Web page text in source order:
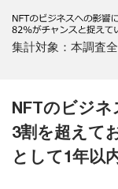
集計対象：本調査
NFTのビジ
3割を超えて
として1年以